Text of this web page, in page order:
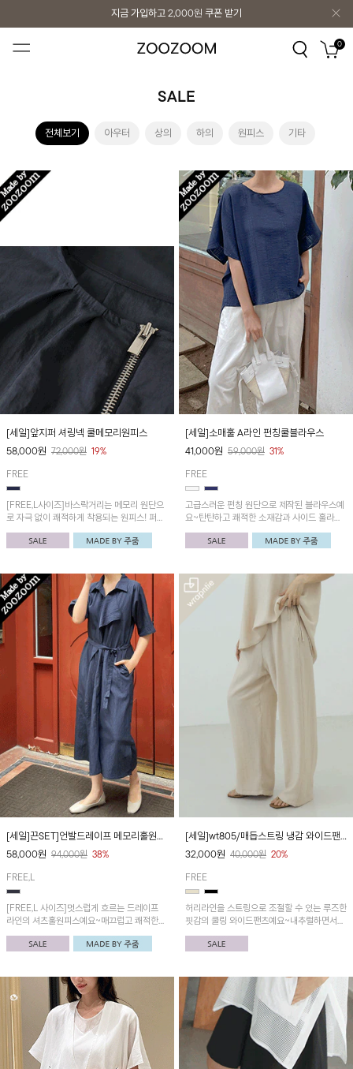
지금 가입하고 2,000원 쿠폰 받기
지금 가입하고 2,000원 쿠폰 받기 0
SALE
전체보기 아우터 상의 하의 원피스 기타
[세일]앞지퍼 셔링넥 쿨메모리원피스
58,000원 72,000원 19%
FREE
[FREE,L사이즈]바스락거리는 메모리 원단으
로 자극 없이 쾌적하게 착용되는 원피스! 퍼프
소매와 지퍼 셔링넥으로 여성스러운 디테일을
더했어요~
[세일]소매훌 A라인 펀칭쿨블라우스
41,000원 59,000원 31%
FREE
고급스러운 펀칭 원단으로 제작된 블라우스예
요~탄탄하고 쾌적한 소재감과 사이드 훌라인
으로 우아한 핏이 연출됩니다!
[세일]끈SET]언발드레이프 메모리훌원피
스
58,000원 94,000원 38%
FREE,L
[FREE,L 사이즈]멋스럽게 흐르는 드레이프
라인의 셔츠훌원피스예요~매끄럽고 쾌적한
메모리원단이며 옆 트임과 포켓으로 활동성
GOOD!
[세일]wt805/매듭스트링 냉감 와이드팬
츠
32,000원 40,000원 20%
FREE
허리라인을 스트링으로 조절할 수 있는 루즈한
핏감의 쿨링 와이드팬츠예요~내추럴하면서
소재감과 핏으로 깔끔하면서 모던한 무드! '뒷
꼬임포인트 민소매 냉감블라우스'와 같이 세트